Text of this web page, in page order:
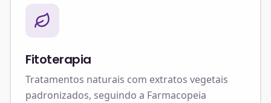
Fitoterapia
Tratamentos naturais com extratos vegetais
padronizados, seguindo a Farmacopeia